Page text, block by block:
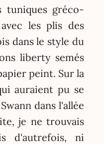
tuniques gréco-
les plis des
dans le style du
liberty semés
peint. Sur la
auraient pu se
dans l'allée
je ne trouvais
d'autrefois, ni